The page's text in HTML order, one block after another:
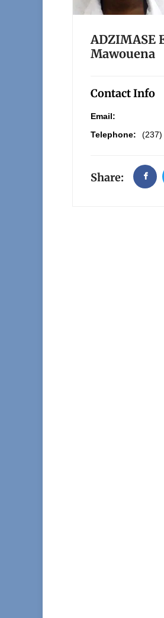
ADZIMASE
Mawouena
Contact Info
Email:
Telephone:
(237)
Share: